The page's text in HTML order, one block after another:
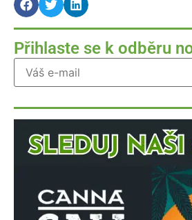
Přihlaste se k odběru